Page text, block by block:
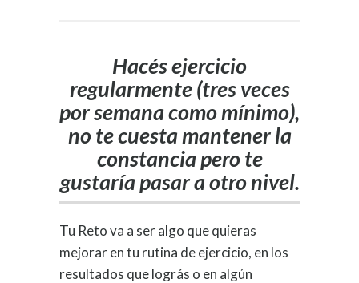
Hacés ejercicio
regularmente (tres veces
por semana como mínimo),
no te cuesta mantener la
constancia pero te
gustaría pasar a otro nivel.
Tu Reto va a ser algo que quieras
mejorar en tu rutina de ejercicio, en los
resultados que lográs o en algún